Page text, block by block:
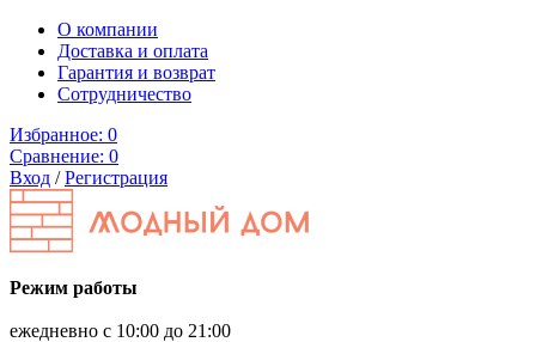
О компании
Доставка и оплата
Гарантия и возврат
Сотрудничество
Избранное: 0
Сравнение: 0
Вход /Регистрация
Режим работы
ежедневно с 10:00 до 21:00